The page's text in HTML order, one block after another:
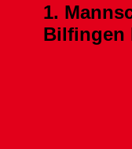
1.
Bilfingen